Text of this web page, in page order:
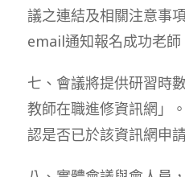
議之連結及相關注意事
email通知報名成功老師
七、會議將提供研習時
教師在職進修資訊網」
認是否已於該資訊網申